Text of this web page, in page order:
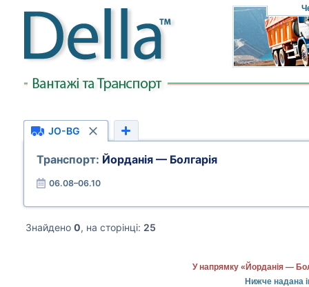
JO-BG
Транспорт: Йорданія — Болгарія
06.08–06.10
Знайдено 0, на сторінці: 25
У напрямку «Йорданія —
Нижче надана